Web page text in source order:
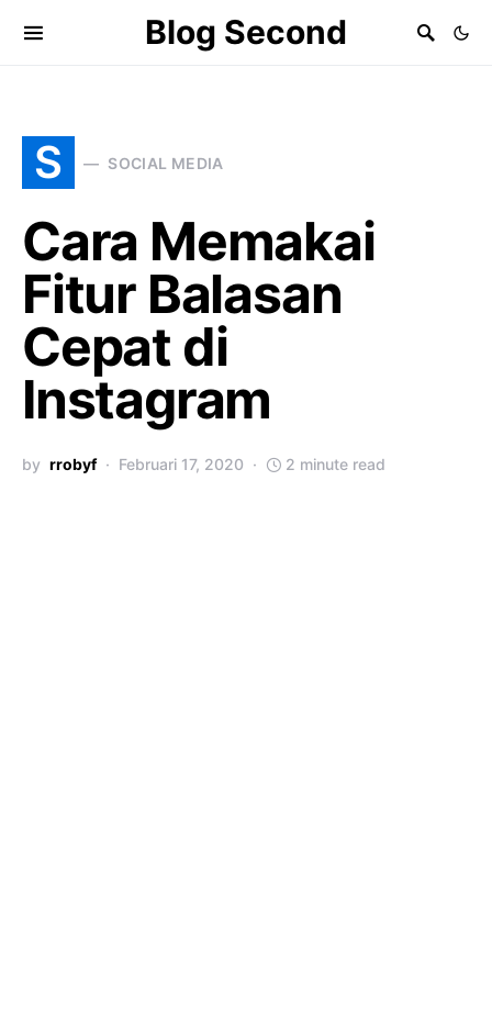
Blog Second
S SOCIAL MEDIA
Cara Memakai
Fitur Balasan
Cepat di
Instagram
by rrobyf Februari 17, 2020 2 minute read